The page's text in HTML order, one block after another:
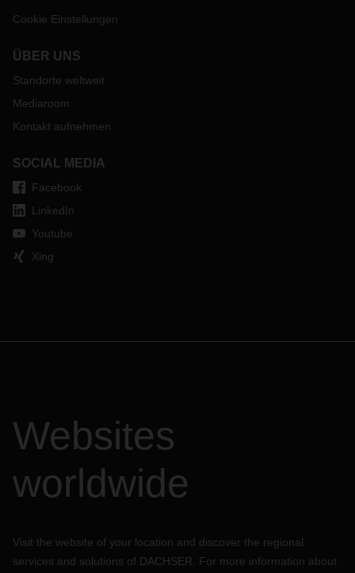
Cookie Einstellungen
ÜBER UNS
Standorte weltweit
Mediaroom
Kontakt aufnehmen
SOCIAL MEDIA
Facebook
LinkedIn
Youtube
Xing
Websites
worldwide
Visit the website of your location and discover the regional
services and solutions of DACHSER. For more information about